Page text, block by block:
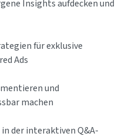
Insights aufdecken und
für exklusive
Ads
und
machen
der interaktiven Q&A-